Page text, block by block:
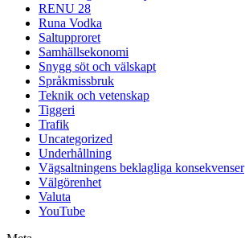
RENU 28
Runa Vodka
Saltupproret
Samhällsekonomi
Snygg söt och välskapt
Språkmissbruk
Teknik och vetenskap
Tiggeri
Trafik
Uncategorized
Underhållning
Vägsaltningens beklagliga konsekvenser
Välgörenhet
Valuta
YouTube